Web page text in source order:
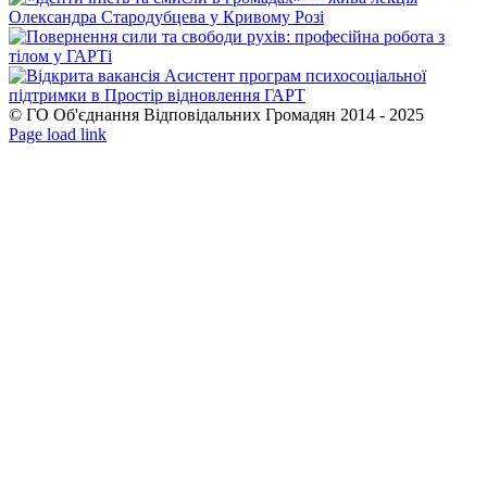
© ГО Об'єднання Відповідальних Громадян 2014 - 2025
Facebook
YouTube
Page load link